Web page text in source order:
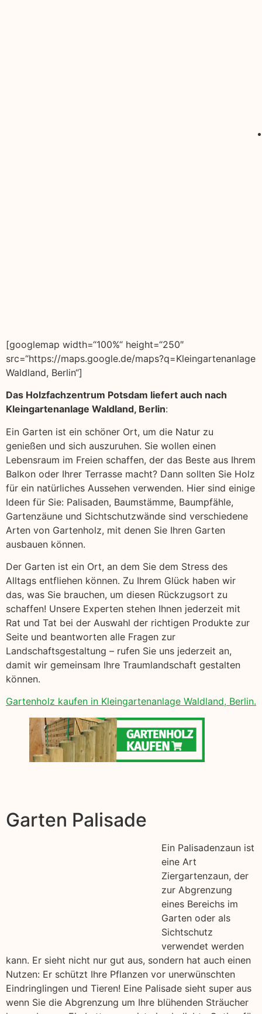
[googlemap width=“100%“ height=“250″
src=“https://maps.google.de/maps?q=Kleingartenanlage
Waldland, Berlin“]
Das Holzfachzentrum Potsdam liefert auch nach
Kleingartenanlage Waldland, Berlin:
Ein Garten ist ein schöner Ort, um die Natur zu
genießen und sich auszuruhen. Sie wollen einen
Lebensraum im Freien schaffen, der das Beste aus Ihrem
Balkon oder Ihrer Terrasse macht? Dann sollten Sie Holz
für ein natürliches Aussehen verwenden. Hier sind einige
Ideen für Sie: Palisaden, Baumstämme, Baumpfähle,
Gartenzäune und Sichtschutzwände sind verschiedene
Arten von Gartenholz, mit denen Sie Ihren Garten
ausbauen können.
Der Garten ist ein Ort, an dem Sie dem Stress des
Alltags entfliehen können. Zu Ihrem Glück haben wir
das, was Sie brauchen, um diesen Rückzugsort zu
schaffen! Unsere Experten stehen Ihnen jederzeit mit
Rat und Tat bei der Auswahl der richtigen Produkte zur
Seite und beantworten alle Fragen zur
Landschaftsgestaltung – rufen Sie uns jederzeit an,
damit wir gemeinsam Ihre Traumlandschaft gestalten
können.
Gartenholz kaufen in Kleingartenanlage Waldland, Berlin.
Garten Palisade
Ein Palisadenzaun ist
eine Art
Ziergartenzaun, der
zur Abgrenzung
eines Bereichs im
Garten oder als
Sichtschutz
verwendet werden
kann. Er sieht nicht nur gut aus, sondern hat auch einen
Nutzen: Er schützt Ihre Pflanzen vor unerwünschten
Eindringlingen und Tieren! Eine Palisade sieht super aus
wenn Sie die Abgrenzung um Ihre blühenden Sträucher